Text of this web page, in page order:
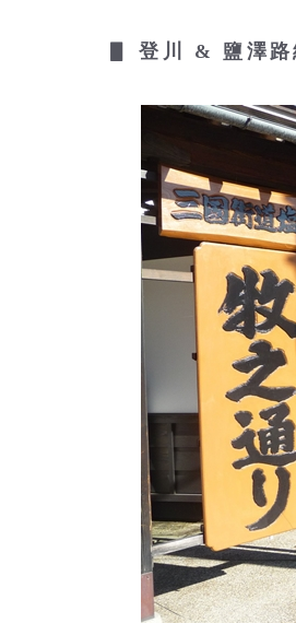
▋ 登川 & 鹽澤路